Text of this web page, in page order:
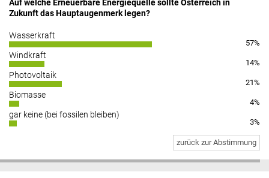
Auf welche Erneuerbare Energiequelle sollte Österreich in
Zukunft das Hauptaugenmerk legen?
Wasserkraft
57%
Windkraft
14%
Photovoltaik
21%
Biomasse
4%
gar keine (bei fossilen bleiben)
3%
zurück zur Abstimmung